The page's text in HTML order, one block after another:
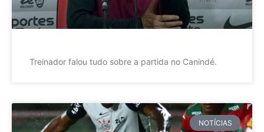
Treinador falou tudo sobre a partida no Canindé.
NOTÍCIAS